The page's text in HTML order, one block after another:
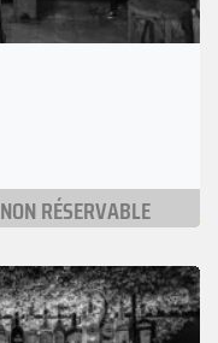
NON RÉSERVABLE